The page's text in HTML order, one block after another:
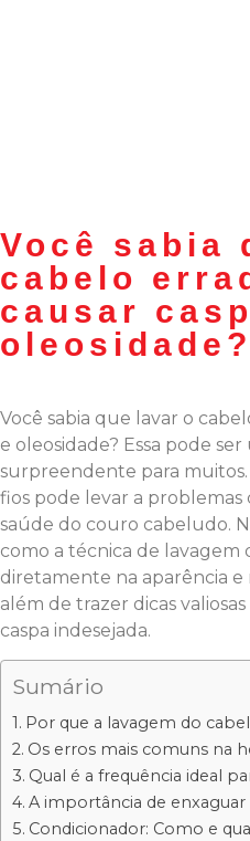
Você sabia
cabelo
causar
oleosidade?
Você sabia que lavar o
e oleosidade? Essa pode
surpreendente para
fios pode levar a problemas
saúde do couro cabeludo.
como a técnica de
diretamente na aparência e
além de trazer dicas
caspa indesejada.
Sumário
Por que a lavagem do
Os erros mais comuns na
Qual é a frequência ideal
A importância de
Condicionador: Como e